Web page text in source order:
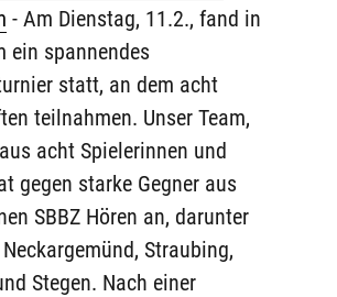
- Am Dienstag, 11.2., fand in
ein spannendes
statt, an dem acht
teilnahmen. Unser Team,
acht Spielerinnen und
gegen starke Gegner aus
SBBZ Hören an, darunter
Straubing,
Stegen. Nach einer